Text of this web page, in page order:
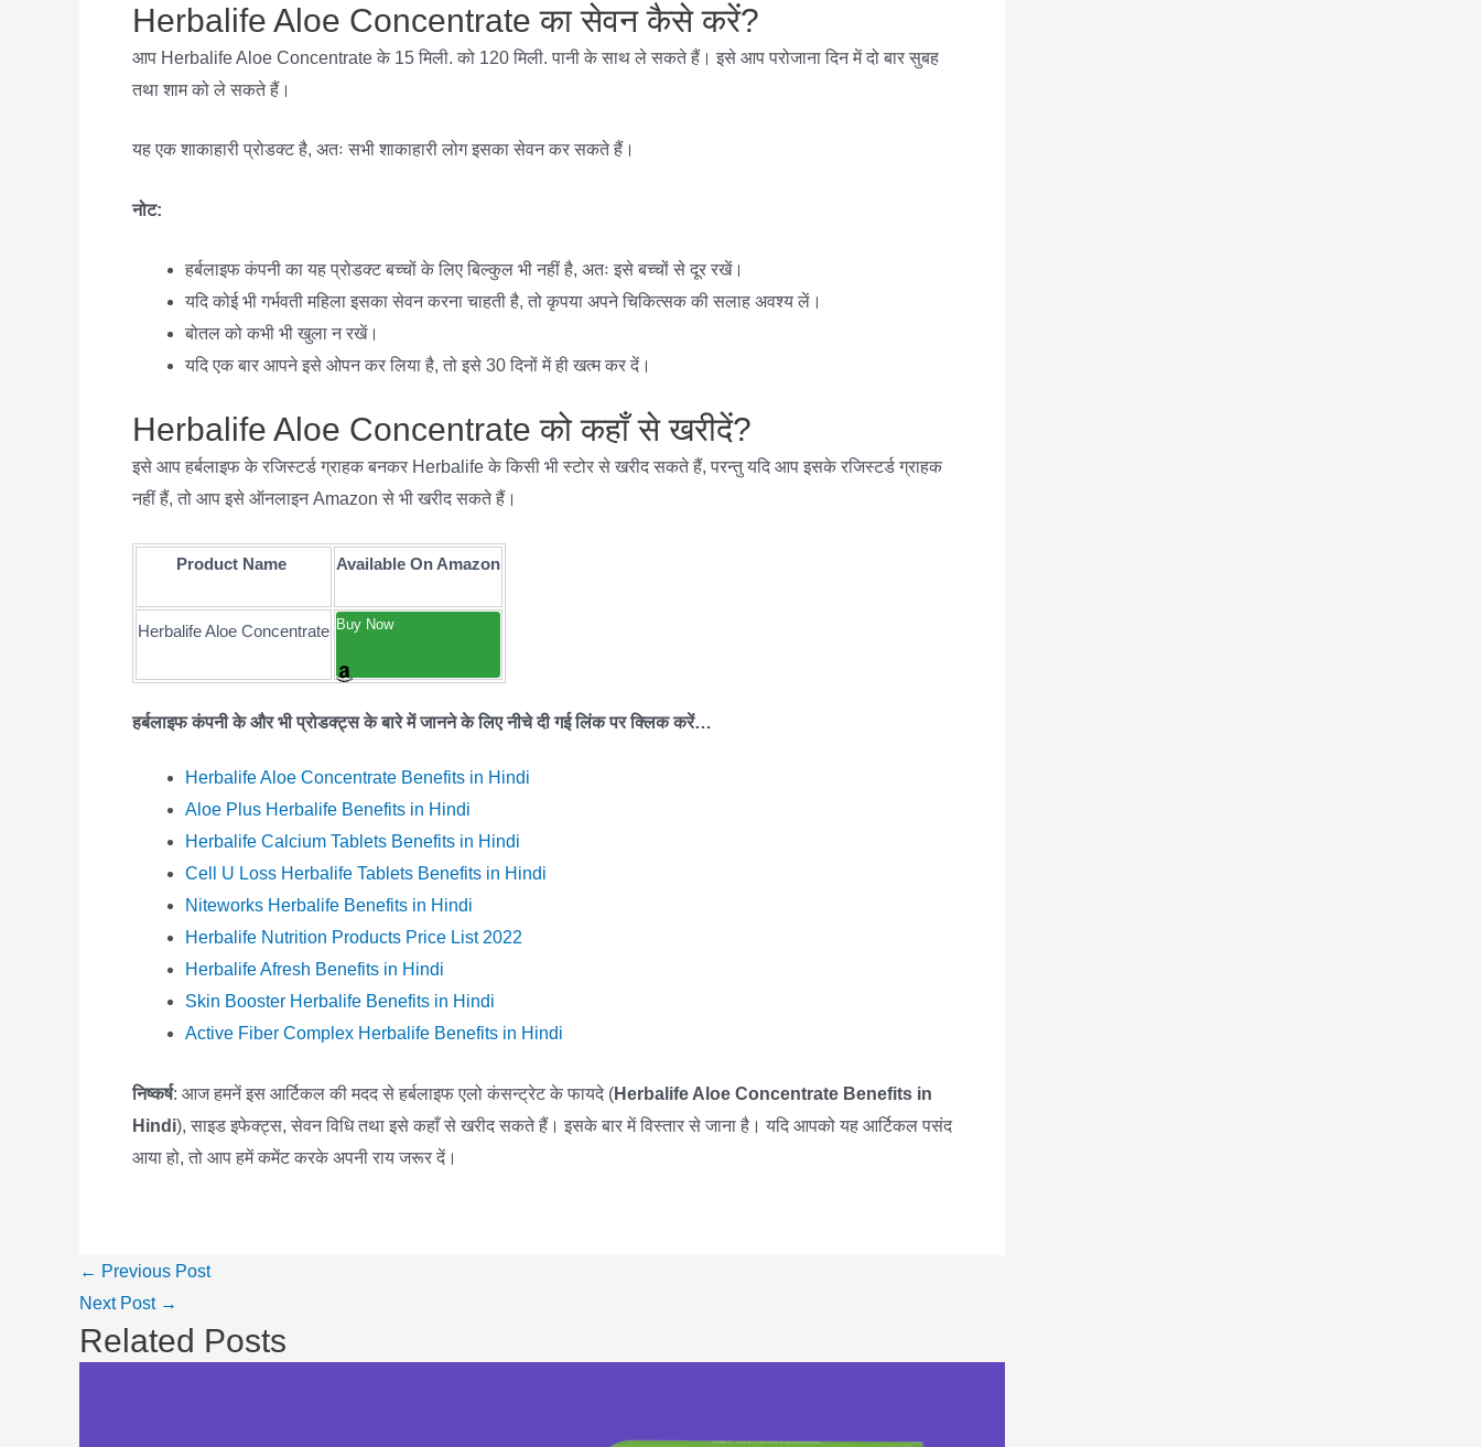
Herbalife Aloe Concentrate का सेवन कैसे करें?
आप Herbalife Aloe Concentrate के 15 मिली. को 120 मिली. पानी के साथ ले सकते हैं। इसे आप परोजाना दिन में दो बार सुबह
तथा शाम को ले सकते हैं।
यह एक शाकाहारी प्रोडक्ट है, अतः सभी शाकाहारी लोग इसका सेवन कर सकते हैं।
नोट:
हर्बलाइफ कंपनी का यह प्रोडक्ट बच्चों के लिए बिल्कुल भी नहीं है, अतः इसे बच्चों से दूर रखें।
यदि कोई भी गर्भवती महिला इसका सेवन करना चाहती है, तो कृपया अपने चिकित्सक की सलाह अवश्य लें।
बोतल को कभी भी खुला न रखें।
यदि एक बार आपने इसे ओपन कर लिया है, तो इसे 30 दिनों में ही खत्म कर दें।
Herbalife Aloe Concentrate को कहाँ से खरीदें?
इसे आप हर्बलाइफ के रजिस्टर्ड ग्राहक बनकर Herbalife के किसी भी स्टोर से खरीद सकते हैं, परन्तु यदि आप इसके रजिस्टर्ड ग्राहक
नहीं हैं, तो आप इसे ऑनलाइन Amazon से भी खरीद सकते हैं।
Product Name Available On Amazon
Herbalife Aloe Concentrate Buy Now
हर्बलाइफ कंपनी के और भी प्रोडक्ट्स के बारे में जानने के लिए नीचे दी गई लिंक पर क्लिक करें…
Herbalife Aloe Concentrate Benefits in Hindi
Aloe Plus Herbalife Benefits in Hindi
Herbalife Calcium Tablets Benefits in Hindi
Cell U Loss Herbalife Tablets Benefits in Hindi
Niteworks Herbalife Benefits in Hindi
Herbalife Nutrition Products Price List 2022
Herbalife Afresh Benefits in Hindi
Skin Booster Herbalife Benefits in Hindi
Active Fiber Complex Herbalife Benefits in Hindi
निष्कर्ष: आज हमनें इस आर्टिकल की मदद से हर्बलाइफ एलो कंसन्ट्रेट के फायदे (Herbalife Aloe Concentrate Benefits in
Hindi), साइड इफेक्ट्स, सेवन विधि तथा इसे कहाँ से खरीद सकते हैं। इसके बार में विस्तार से जाना है। यदि आपको यह आर्टिकल पसंद
आया हो, तो आप हमें कमेंट करके अपनी राय जरूर दें।
Post
navigation
← Previous Post
Next Post →
Related Posts